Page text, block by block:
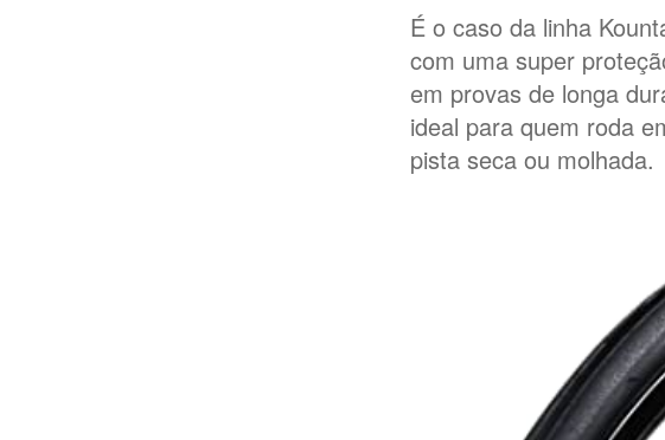
É o caso da linha
com uma super
em provas de longa
ideal para quem roda
pista seca ou molhada.